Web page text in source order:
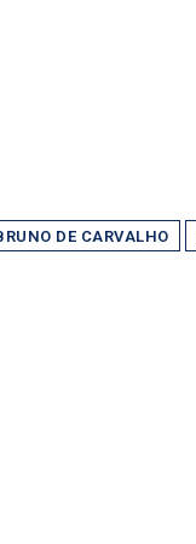
DE CARVALHO